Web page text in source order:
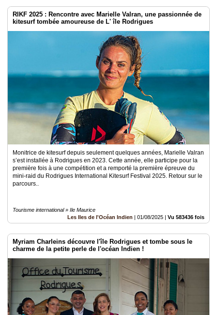
RIKF 2025 : Rencontre avec Marielle Valran, une passionnée de
kitesurf tombée amoureuse de L' île Rodrigues
Monitrice de kitesurf depuis seulement quelques années, Marielle Valran
s’est installée à Rodrigues en 2023. Cette année, elle participe pour la
première fois à une compétition et a remporté la première épreuve du
mini-raid du Rodrigues International Kitesurf Festival 2025. Retour sur le
parcours..
Tourisme international » Ile Maurice
Les Iles de l'Océan Indien | 01/08/2025 | Vu 583436 fois
Myriam Charleins découvre l'île Rodrigues et tombe sous le
charme de la petite perle de l'océan Indien !